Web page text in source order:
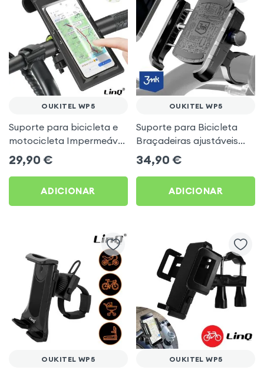
OUKITEL WP5
Suporte para bicicleta e
motocicleta Impermeável
com rotação de 360° LinQ
para Oukitel WP5
29,90 €
ADICIONAR
OUKITEL WP5
Suporte para Bicicleta
Braçadeiras ajustáveis
3mk Preto para Oukitel
WP5
34,90 €
ADICIONAR
OUKITEL WP5 OUKITEL WP5